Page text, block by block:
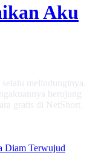
Aku
melindunginya.
berujung
gratis di NetShort.
Diam Terwujud